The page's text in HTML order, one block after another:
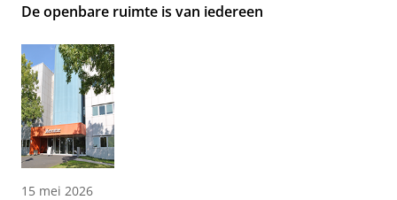
De openbare ruimte is van iedereen
15 mei 2026